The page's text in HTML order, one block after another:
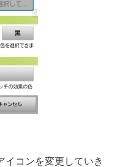
イコンを変更していき